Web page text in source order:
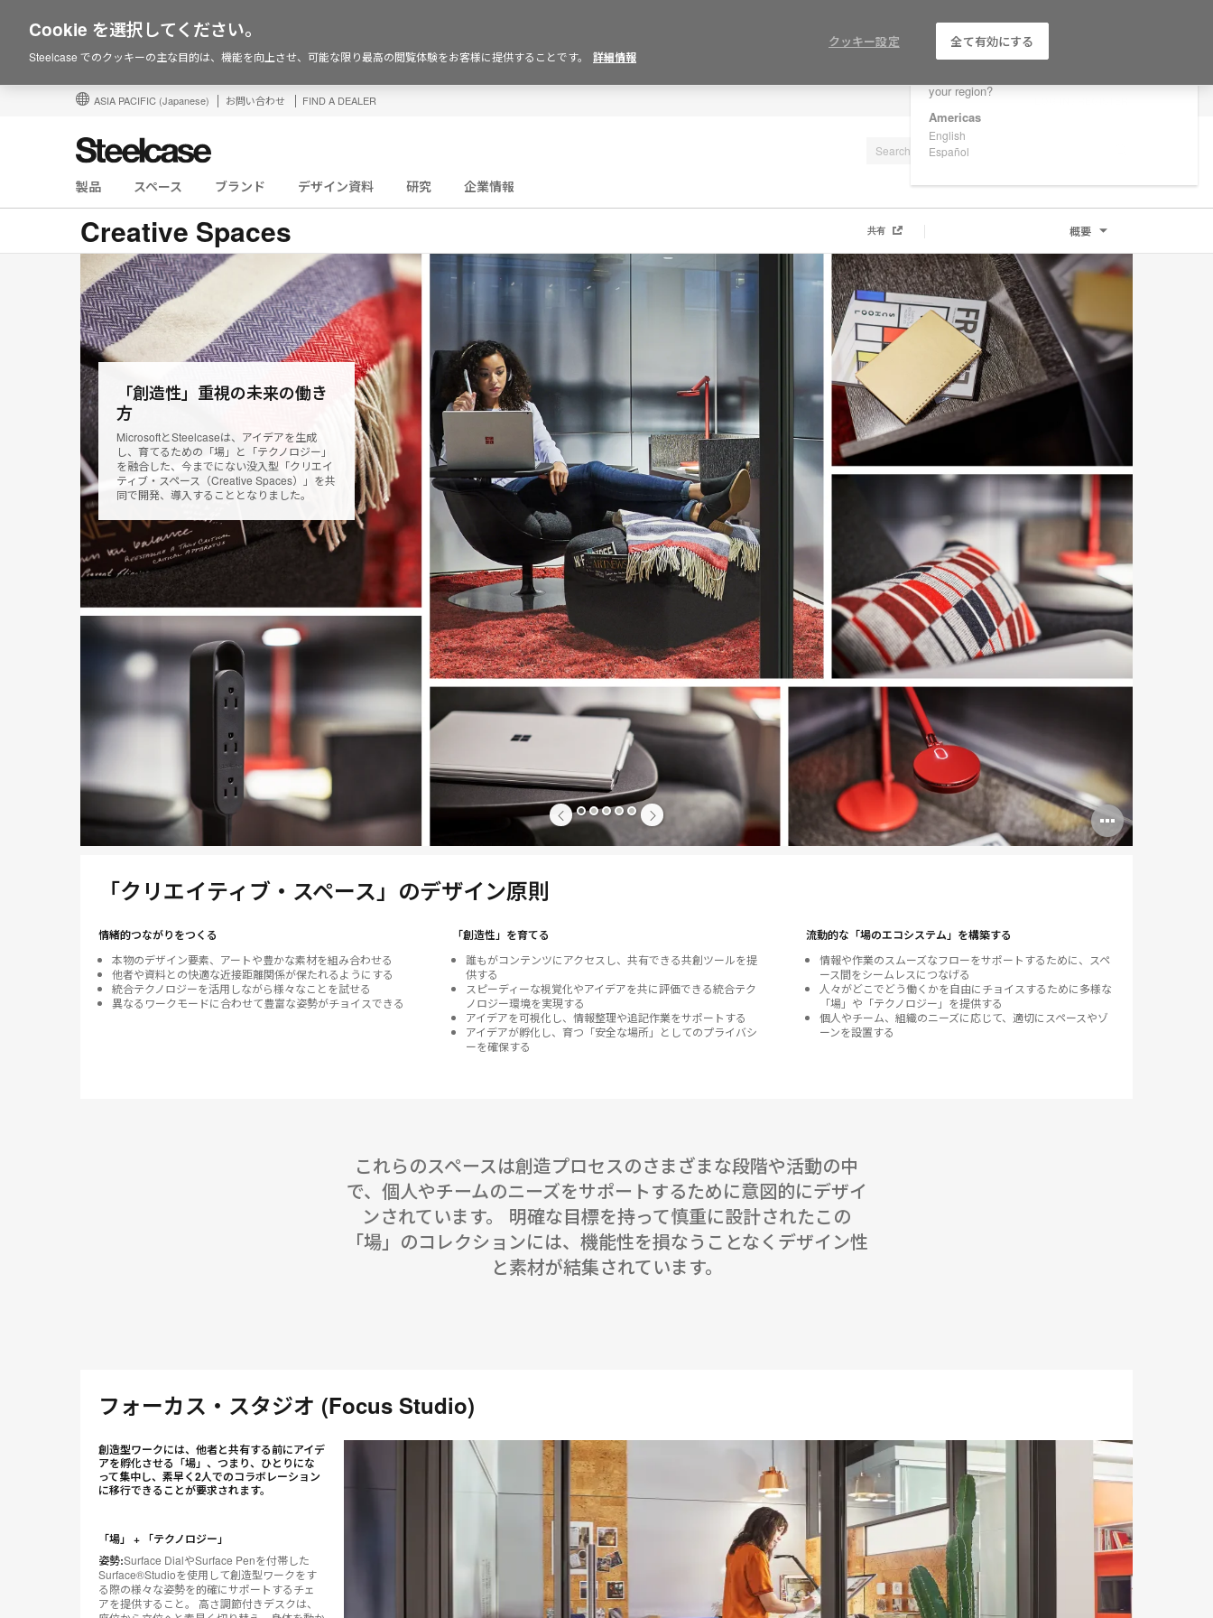
Are you in United States?
your region?
Americas
English
Español
ASIA PACIFIC (Japanese) お問い合わせ FIND A DEALER
製品 スペース ブランド デザイン資料 研究 企業情報
Creative Spaces 概要
共有
Open
image
tooltip
Open
image
1 2 3 4 5
「クリエイティブ・スペース」のデザイン原則
情緒的つながりをつくる
本物のデザイン要素、アートや豊かな素材を組み合わせる
他者や資料との快適な近接距離関係が保たれるようにする
統合テクノロジーを活用しながら様々なことを試せる
異なるワークモードに合わせて豊富な姿勢がチョイスできる
「創造性」を育てる
誰もがコンテンツにアクセスし、共有できる共創ツールを提
供する
スピーディーな視覚化やアイデアを共に評価できる統合テク
ノロジー環境を実現する
アイデアを可視化し、情報整理や追記作業をサポートする
アイデアが孵化し、育つ「安全な場所」としてのプライバシ
ーを確保する
流動的な「場のエコシステム」を構築する
情報や作業のスムーズなフローをサポートするために、スペ
ース間をシームレスにつなげる
人々がどこでどう働くかを自由にチョイスするために多様な
「場」や「テクノロジー」を提供する
個人やチーム、組織のニーズに応じて、適切にスペースやゾ
ーンを設置する
これらのスペースは創造プロセスのさまざまな段階や活動の中
で、個人やチームのニーズをサポートするために意図的にデザイ
ンされています。 明確な目標を持って慎重に設計されたこの
「場」のコレクションには、機能性を損なうことなくデザイン性
と素材が結集されています。
フォーカス・スタジオ (Focus Studio)
創造型ワークには、他者と共有する前にアイデ
アを孵化させる「場」、つまり、ひとりにな
って集中し、素早く2人でのコラボレーション
に移行できることが要求されます。
「場」 + 「テクノロジー」
姿勢:Surface DialやSurface Penを付帯した
Surface®Studioを使用して創造型ワークをす
る際の様々な姿勢を的確にサポートするチェ
アを提供すること。 高さ調節付きデスクは、
Cookie を選択してください。
Steelcase でのクッキーの主な目的は、機能を向上させ、可能な限り最高の閲覧体験をお客様に提供することです。 詳細情報
クッキー設定 全て有効にする